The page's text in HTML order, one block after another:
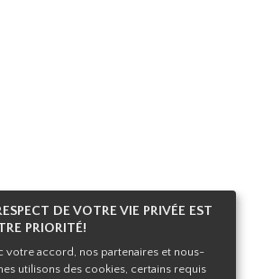
DE VOTRE VIE PRIVÉE EST
PRIORITÉ!
votre accord, nos partenaires et nous-
utilisons des cookies, certains requis
Haut de page